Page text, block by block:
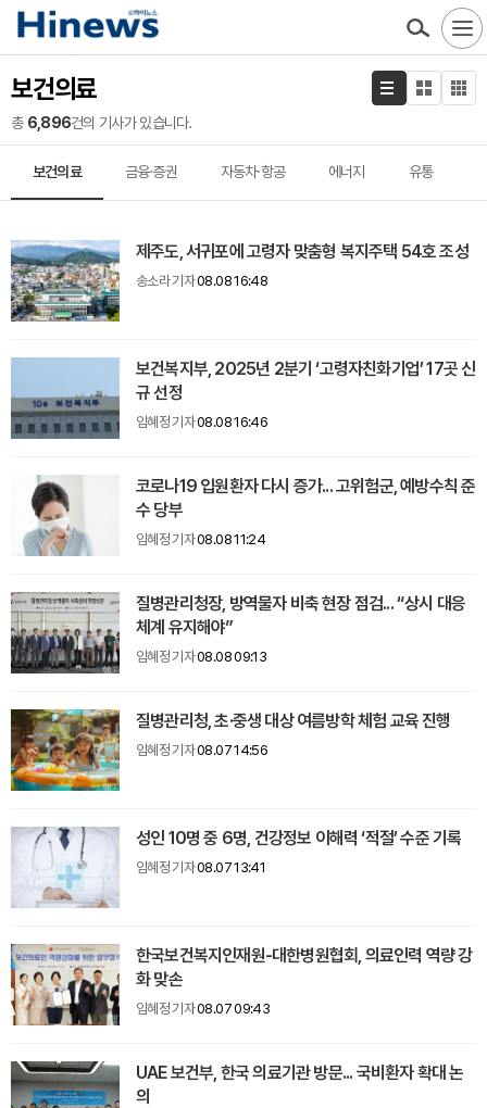
보건의료
총 6,896건의 기사가 있습니다.
보건의료 금융·증권 자동차·항공 에너지 유통
제주도, 서귀포에 고령자 맞춤형 복지주택 54호 조성
송소라 기자08.08 16:48
보건복지부, 2025년 2분기 ‘고령자친화기업’ 17곳 신
규 선정
임혜정 기자08.08 16:46
코로나19 입원환자 다시 증가... 고위험군, 예방수칙 준
수 당부
임혜정 기자08.08 11:24
질병관리청장, 방역물자 비축 현장 점검... “상시 대응
체계 유지해야”
임혜정 기자08.08 09:13
질병관리청, 초·중생 대상 여름방학 체험 교육 진행
임혜정 기자08.07 14:56
성인 10명 중 6명, 건강정보 이해력 ‘적절’ 수준 기록
임혜정 기자08.07 13:41
한국보건복지인재원-대한병원협회, 의료인력 역량 강
화 맞손
임혜정 기자08.07 09:43
UAE 보건부, 한국 의료기관 방문... 국비환자 확대 논
의